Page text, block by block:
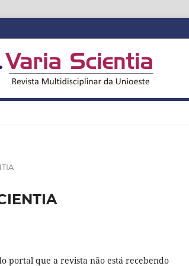
portal que a revista não está recebendo